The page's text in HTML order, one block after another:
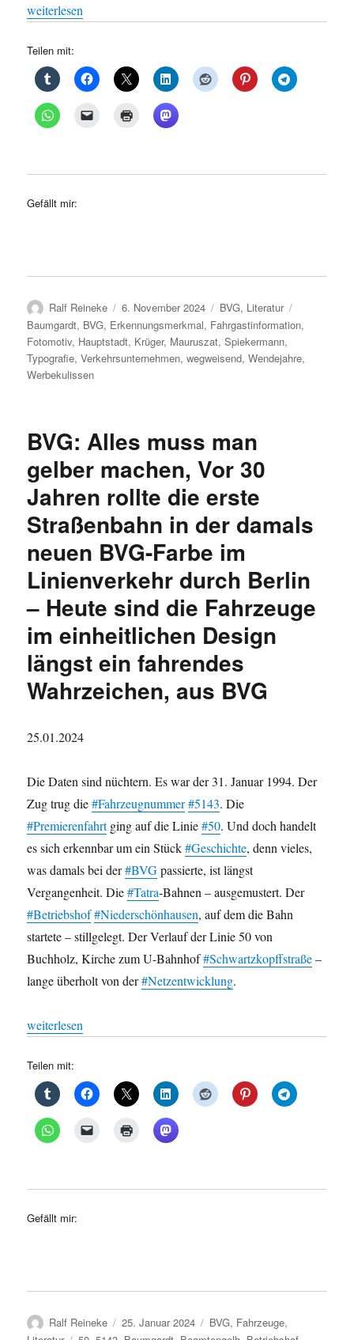
„BVG: Gelbe Seiten, aus BVG“
weiterlesen
Teilen mit:
Gefällt mir:
Autor
Ralf Reineke
Veröffentlicht
am
6. November 2024 Kategorien
BVG, Literatur
Baumgardt, BVG, Erkennungsmerkmal, Fahrgastinformation,
Fotomotiv, Hauptstadt, Krüger, Mauruszat,Spiekermann,
Typografie,Verkehrsunternehmen,wegweisend,Wendejahre,
Werbekulissen
BVG: Alles muss man
gelber machen, Vor 30
Jahren rollte die erste
Straßenbahn in der damals
neuen BVG-Farbe im
Linienverkehr durch Berlin
– Heute sind die Fahrzeuge
im einheitlichen Design
längst ein fahrendes
Wahrzeichen, aus BVG
25.01.2024
Die Daten sind nüchtern. Es war der 31. Januar 1994. Der
Zug trug die#Fahrzeugnummer#5143. Die
#Premierenfahrtging auf die Linie#50. Und doch handelt
es sich erkennbar um ein Stück#Geschichte, denn vieles,
was damals bei der#BVGpassierte, ist längst
Vergangenheit. Die#Tatra-Bahnen – ausgemustert. Der
#Betriebshof#Niederschönhausen, auf dem die Bahn
startete – stillgelegt. Der Verlauf der Linie 50 von
Buchholz, Kirche zum U-Bahnhof#Schwartzkopffstraße–
lange überholt von der#Netzentwicklung.
„BVG: Alles muss man gelber machen, Vor 30 Jahren rollte die
weiterlesen
Teilen mit:
Gefällt mir:
Autor
Ralf Reineke
Veröffentlicht
25. Januar 2024 Kategorien
BVG, Fahrzeuge,